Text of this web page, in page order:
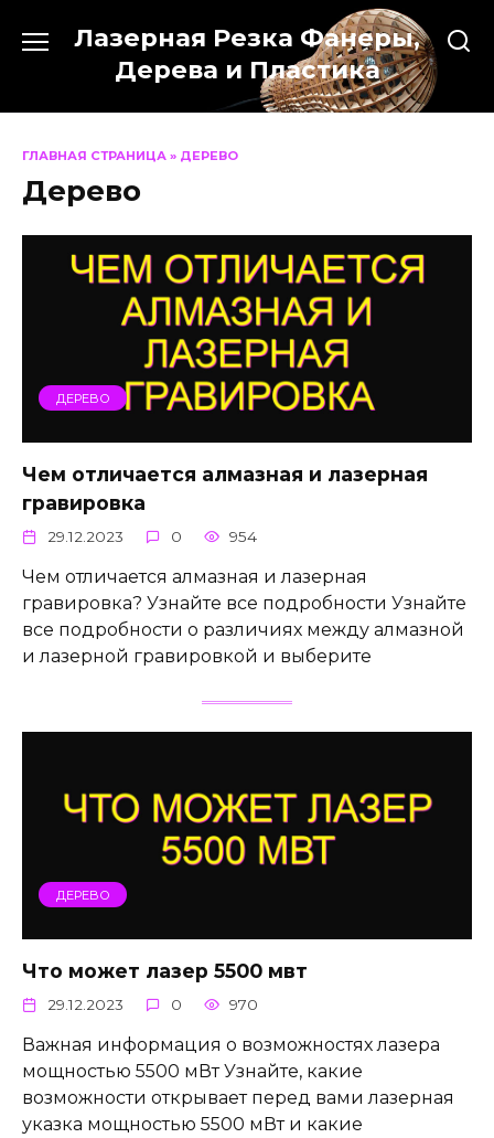
содержанию
Лазерная Резка Фанеры,
Дерева и Пластика
ГЛАВНАЯ СТРАНИЦА » ДЕРЕВО
Дерево
ДЕРЕВО
Чем отличается алмазная и лазерная
гравировка
29.12.2023 0 954
Чем отличается алмазная и лазерная
гравировка? Узнайте все подробности Узнайте
все подробности о различиях между алмазной
и лазерной гравировкой и выберите
ДЕРЕВО
Что может лазер 5500 мвт
29.12.2023 0 970
Важная информация о возможностях лазера
мощностью 5500 мВт Узнайте, какие
возможности открывает перед вами лазерная
указка мощностью 5500 мВт и какие